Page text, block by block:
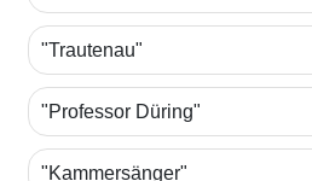
"Trautenau"
"Professor Düring"
"Kammersänger"